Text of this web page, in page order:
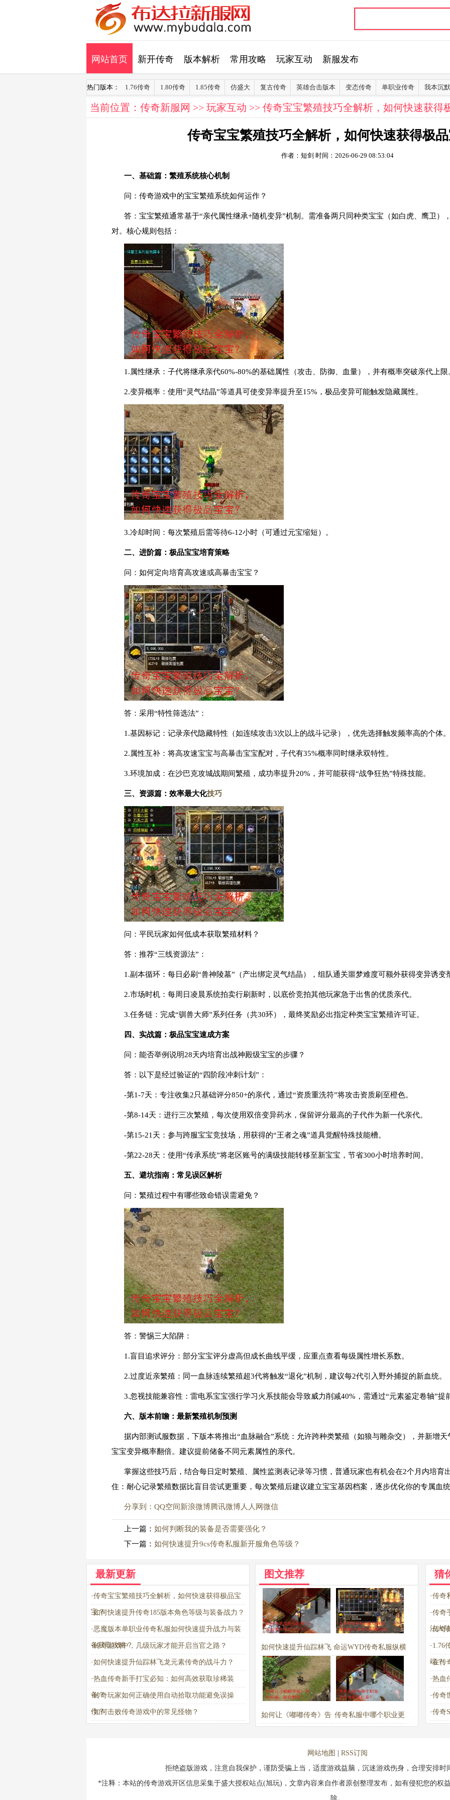
网站首页 新开传奇 版本解析 常用攻略 玩家互动 新服发布
热门版本： 1.76传奇 1.80传奇 1.85传奇 仿盛大 复古传奇 英雄合击版本 变态传奇 单职业传奇 我本沉默
当前位置： 传奇新服网 >> 玩家互动 >> 传奇宝宝繁殖技巧全解析，如何快速获得
传奇宝宝繁殖技巧全解析，如何快速获得极
作者：短剑 时间：2026-06-29 08:53:04
一、基础篇：繁殖系统核心机制
问：传奇游戏中的宝宝繁殖系统如何运作？
答：宝宝繁殖通常基于“亲代属性继承+随机变异”机制。需准备两只同种类宝宝（如白虎、鹰卫）
对。核心规则包括：
1.属性继承：子代将继承亲代60%-80%的基础属性（攻击、防御、血量），并有概率突破亲代上限
2.变异概率：使用“灵气结晶”等道具可使变异率提升至15%，极品变异可能触发隐藏属性。
3.冷却时间：每次繁殖后需等待6-12小时（可通过元宝缩短）。
二、进阶篇：极品宝宝培育策略
问：如何定向培育高攻速或高暴击宝宝？
答：采用“特性筛选法”：
1.基因标记：记录亲代隐藏特性（如连续攻击3次以上的战斗记录），优先选择触发频率高的个体。
2.属性互补：将高攻速宝宝与高暴击宝宝配对，子代有35%概率同时继承双特性。
3.环境加成：在沙巴克攻城战期间繁殖，成功率提升20%，并可能获得“战争狂热”特殊技能。
三、资源篇：效率最大化技巧
问：平民玩家如何低成本获取繁殖材料？
答：推荐“三线资源法”：
1.副本循环：每日必刷“兽神陵墓”（产出绑定灵气结晶），组队通关噩梦难度可额外获得变异诱变
2.市场时机：每周日凌晨系统拍卖行刷新时，以底价竞拍其他玩家急于出售的优质亲代。
3.任务链：完成“驯兽大师”系列任务（共30环），最终奖励必出指定种类宝宝繁殖许可证。
四、实战篇：极品宝宝速成方案
问：能否举例说明28天内培育出战神殿级宝宝的步骤？
答：以下是经过验证的“四阶段冲刺计划”：
-第1-7天：专注收集2只基础评分850+的亲代，通过“资质重洗符”将攻击资质刷至橙色。
-第8-14天：进行三次繁殖，每次使用双倍变异药水，保留评分最高的子代作为新一代亲代。
-第15-21天：参与跨服宝宝竞技场，用获得的“王者之魂”道具觉醒特殊技能槽。
-第22-28天：使用“传承系统”将老区账号的满级技能转移至新宝宝，节省300小时培养时间。
五、避坑指南：常见误区解析
问：繁殖过程中有哪些致命错误需避免？
答：警惕三大陷阱：
1.盲目追求评分：部分宝宝评分虚高但成长曲线平缓，应重点查看每级属性增长系数。
2.过度近亲繁殖：同一血脉连续繁殖超3代将触发“退化”机制，建议每2代引入野外捕捉的新血统。
3.忽视技能兼容性：雷电系宝宝强行学习火系技能会导致威力削减40%，需通过“元素鉴定卷轴”提
六、版本前瞻：最新繁殖机制预测
据内部测试服数据，下版本将推出“血脉融合”系统：允许跨种类繁殖（如狼与雕杂交），并新增
宝宝变异概率翻倍。建议提前储备不同元素属性的亲代。
掌握这些技巧后，结合每日定时繁殖、属性监测表记录等习惯，普通玩家也有机会在2个月内培育
住：耐心记录繁殖数据比盲目尝试更重要，每次繁殖后建议建立宝宝基因档案，逐步优化你的专属血
分享到： QQ空间新浪微博腾讯微博人人网微信
上一篇： 如何判断我的装备是否需要强化？
下一篇： 如何快速提升9cs传奇私服新开服角色等级？
最新更新
·传奇宝宝繁殖技巧全解析，如何快速获得极品宝
宝？
·如何快速提升传奇185版本角色等级与装备战力？
·恶魔版本单职业传奇私服如何快速提升战力与装
备获取攻略？
·传奇游戏中，几级玩家才能开启当官之路？
·如何快速提升仙踪林飞龙元素传奇的战斗力？
·热血传奇新手打宝必知：如何高效获取珍稀装
备？
·传奇玩家如何正确使用自动拾取功能避免误操
作？
·如何击败传奇游戏中的常见怪物？
图文推荐
如何快速提升仙踪林飞
龙元素传奇的战斗力？
命运WYD传奇私服纵横
玛法攻略大全常见问题
解答
如何让《嘟嘟传奇》告 传奇私服中哪个职业更
猜
·传奇
·传奇
法大
·传奇
· 1.76
端？
·在传
·热血
·传奇
·传奇
网站地图
RSS订阅
拒绝盗版游戏，注意自我保护，谨防受骗上当，适度游戏益脑，沉迷游戏伤身，合理安排时
*注释：本站的传奇游戏开区信息采集于盛大授权站点(旭玩)，文章内容来自作者原创整理发布，如有侵犯您的权
除。